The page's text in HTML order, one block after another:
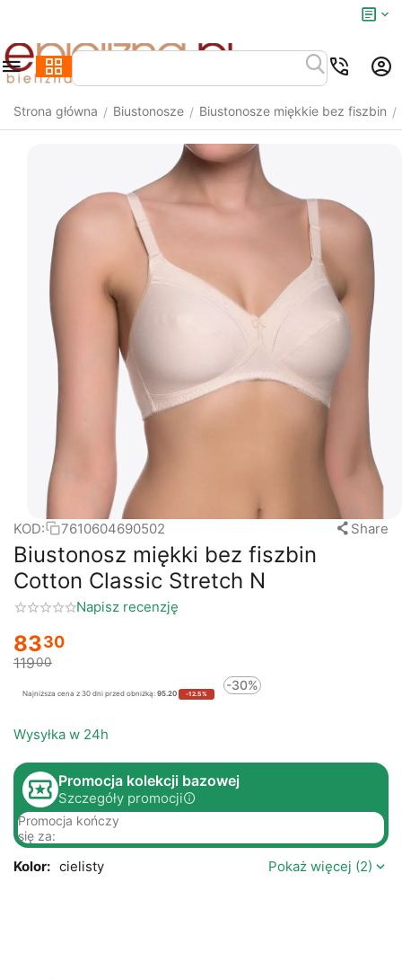
Strona główna / Biustonosze / Biustonosze miękkie bez fiszbin /
KOD: 7610604690502 Share
Biustonosz miękki bez fiszbin
Cotton Classic Stretch N
Napisz recenzję
8330
11900
Najniższa cena z 30 dni przed obniżką: 95.20 -12.5%
-30%
Wysyłka w 24h
Promocja kolekcji bazowej
Szczegóły promocji
Promocja kończy
się za:
Kolor: cielisty Pokaż więcej (2)